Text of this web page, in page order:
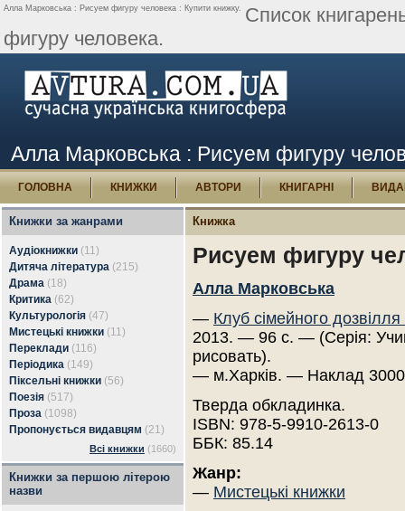
Алла Марковська : Рисуем фигуру человека : Купити книжку. Список
фигуру человека.
Алла Марковська : Рисуем фигуру
ГОЛОВНА КНИЖКИ АВТОРИ КНИГАРНІ
Книжки за жанрами
Аудіокнижки (11)
Дитяча література (215)
Драма (18)
Критика (62)
Культурологія (47)
Мистецькі книжки (11)
Переклади (116)
Періодика (149)
Піксельні книжки (56)
Поезія (517)
Проза (1098)
Пропонується видавцям (21)
Всі книжки (1660)
Книжки за першою літерою
назви
Книжка
Рисуем фигуру
Алла Марковська
— Клуб сімейного
2013. — 96 с. — (Серія:
рисовать).
— м.Харків. — Наклад
Тверда обкладинка.
ISBN: 978-5-9910-2613-0
ББК: 85.14
Жанр:
— Мистецькі книжки